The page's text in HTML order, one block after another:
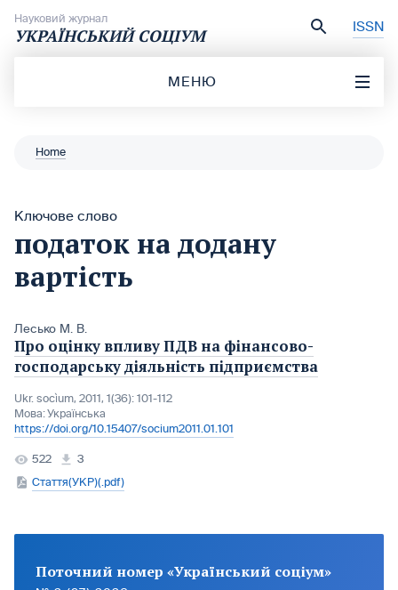
Науковий журнал
УКРАЇНСЬКИЙ СОЦІУМ ISSN
МЕНЮ
Home
Ключове слово
податок на додану
вартість
Лесько М. В.
Про оцінку впливу ПДВ на фінансово-
господарську діяльність підприємства
Ukr. socìum, 2011, 1(36): 101-112
Мова:Українська
https://doi.org/10.15407/socium2011.01.101
522
3
Стаття(УКР)(.pdf)
Поточний номер «Український соціум»